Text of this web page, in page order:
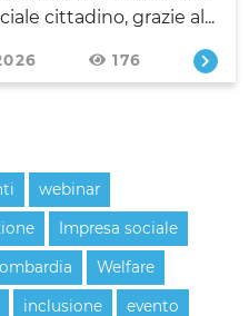
cittadino, grazie al...
176
webinar
Impresa sociale
Welfare
inclusione evento